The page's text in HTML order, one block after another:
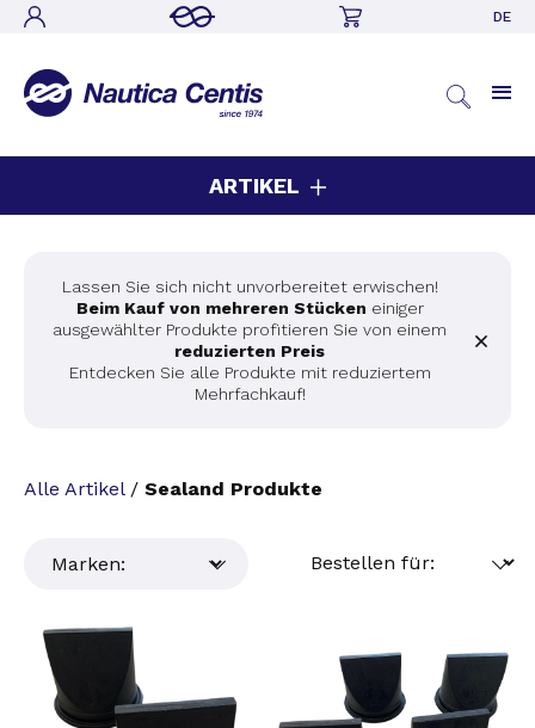
DE
ARTIKEL
Lassen Sie sich nicht unvorbereitet erwischen!
Beim Kauf von mehreren Stücken einiger
ausgewählter Produkte profitieren Sie von einem
reduzierten Preis
Entdecken Sie alle Produkte mit reduziertem
Mehrfachkauf!
Alle Artikel/ Sealand Produkte